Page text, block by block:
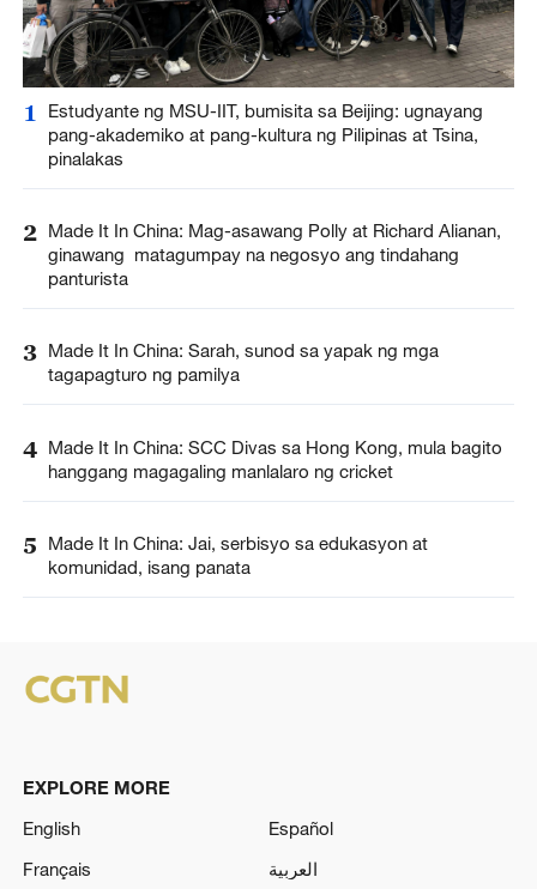
1
Estudyante ng MSU-IIT, bumisita sa Beijing: ugnayang
pang-akademiko at pang-kultura ng Pilipinas at Tsina,
pinalakas
2 Made It In China: Mag-asawang Polly at Richard Alianan,
ginawang matagumpay na negosyo ang tindahang
panturista
3 Made It In China: Sarah, sunod sa yapak ng mga
tagapagturo ng pamilya
4 Made It In China: SCC Divas sa Hong Kong, mula bagito
hanggang magagaling manlalaro ng cricket
5
Made It In China: Jai, serbisyo sa edukasyon at
komunidad, isang panata
EXPLORE MORE
English
Español
Français
العربية